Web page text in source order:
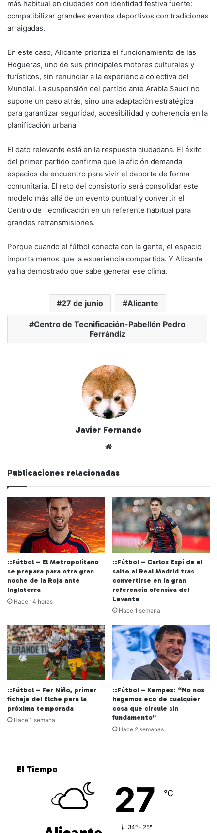
más habitual en ciudades con identidad festiva fuerte:
compatibilizar grandes eventos deportivos con tradiciones
arraigadas.
En este caso, Alicante prioriza el funcionamiento de las
Hogueras, uno de sus principales motores culturales y
turísticos, sin renunciar a la experiencia colectiva del
Mundial. La suspensión del partido ante Arabia Saudí no
supone un paso atrás, sino una adaptación estratégica
para garantizar seguridad, accesibilidad y coherencia en la
planificación urbana.
El dato relevante está en la respuesta ciudadana. El éxito
del primer partido confirma que la afición demanda
espacios de encuentro para vivir el deporte de forma
comunitaria. El reto del consistorio será consolidar este
modelo más allá de un evento puntual y convertir el
Centro de Tecnificación en un referente habitual para
grandes retransmisiones.
Porque cuando el fútbol conecta con la gente, el espacio
importa menos que la experiencia compartida. Y Alicante
ya ha demostrado que sabe generar ese clima.
27 de junio Alicante
Centro de Tecnificación-Pabellón Pedro
Ferrándiz
Javier Fernando
we
Publicaciones relacionadas
::Fútbol – El Metropolitano
se prepara para otra gran
noche de la Roja ante
Inglaterra
Hace 14 horas
::Fútbol – Carlos Espí da el
salto al Real Madrid tras
convertirse en la gran
referencia ofensiva del
Levante
Hace 1 semana
::Fútbol – Fer Niño, primer
fichaje del Elche para la
próxima temporada
Hace 1 semana
::Fútbol – Kempes: “No nos
hagamos eco de cualquier
cosa que circule sin
fundamento”
Hace 2 semanas
El Tiempo
27 ℃
34º - 25º